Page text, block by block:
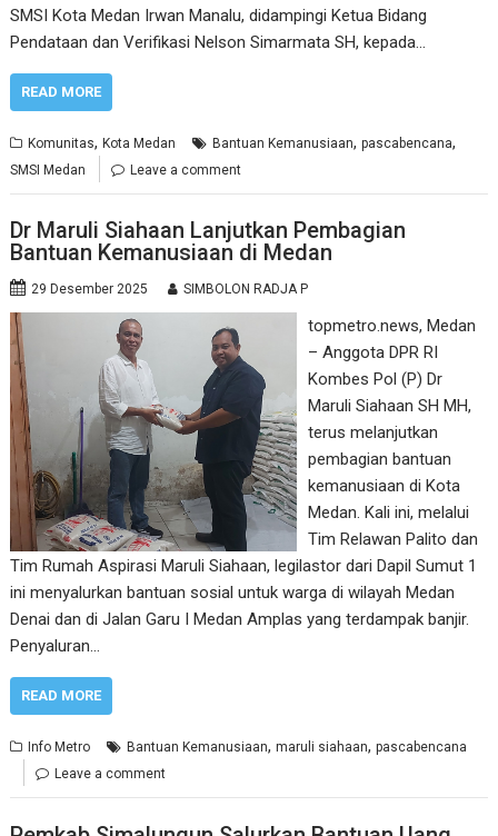
SMSI Kota Medan Irwan Manalu, didampingi Ketua Bidang
Pendataan dan Verifikasi Nelson Simarmata SH, kepada…
READ MORE
Komunitas,Kota Medan Bantuan Kemanusiaan,pascabencana,
SMSI Medan Leave a comment
Dr Maruli Siahaan Lanjutkan Pembagian
Bantuan Kemanusiaan di Medan
29 Desember 2025 SIMBOLON RADJA P
topmetro.news, Medan
– Anggota DPR RI
Kombes Pol (P) Dr
Maruli Siahaan SH MH,
terus melanjutkan
pembagian bantuan
kemanusiaan di Kota
Medan. Kali ini, melalui
Tim Relawan Palito dan
Tim Rumah Aspirasi Maruli Siahaan, legilastor dari Dapil Sumut 1
ini menyalurkan bantuan sosial untuk warga di wilayah Medan
Denai dan di Jalan Garu I Medan Amplas yang terdampak banjir.
Penyaluran…
READ MORE
Info Metro Bantuan Kemanusiaan,maruli siahaan,pascabencana
Leave a comment